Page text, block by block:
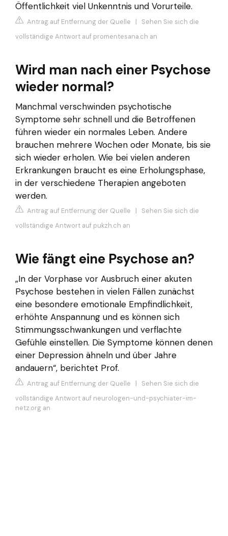
Öffentlichkeit viel Unkenntnis und Vorurteile.
Antrag auf Entfernung der Quelle | Sehen Sie sich die
vollständige Antwort auf promentesana.ch an
Wird man nach einer Psychose
wieder normal?
Manchmal verschwinden psychotische
Symptome sehr schnell und die Betroffenen
führen wieder ein normales Leben. Andere
brauchen mehrere Wochen oder Monate, bis sie
sich wieder erholen. Wie bei vielen anderen
Erkrankungen braucht es eine Erholungsphase,
in der verschiedene Therapien angeboten
werden.
Antrag auf Entfernung der Quelle | Sehen Sie sich die
vollständige Antwort auf pukzh.ch an
Wie fängt eine Psychose an?
„In der Vorphase vor Ausbruch einer akuten
Psychose bestehen in vielen Fällen zunächst
eine besondere emotionale Empfindlichkeit,
erhöhte Anspannung und es können sich
Stimmungsschwankungen und verflachte
Gefühle einstellen. Die Symptome können denen
einer Depression ähneln und über Jahre
andauern“, berichtet Prof.
Antrag auf Entfernung der Quelle | Sehen Sie sich die
vollständige Antwort auf neurologen-und-psychiater-im-
netz.org an